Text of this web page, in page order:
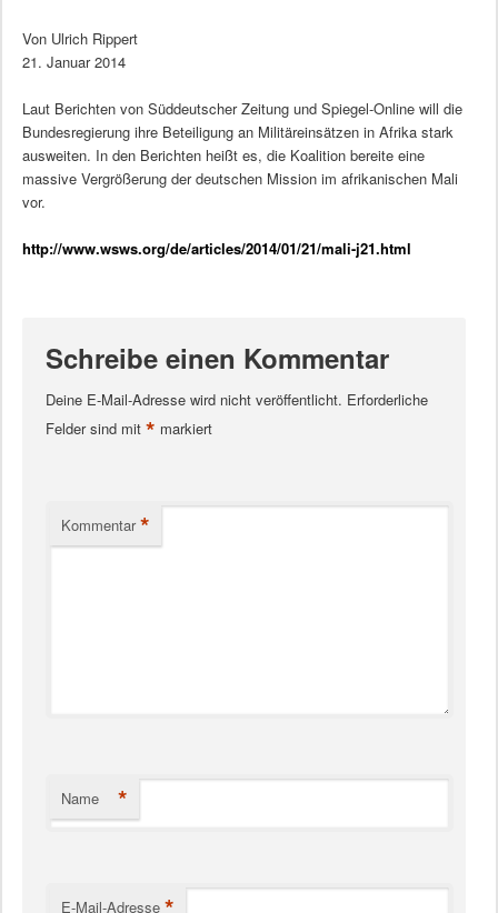
Von Ulrich Rippert
21. Januar 2014
Laut Berichten von Süddeutscher Zeitung und Spiegel-Online will die
Bundesregierung ihre Beteiligung an Militäreinsätzen in Afrika stark
ausweiten. In den Berichten heißt es, die Koalition bereite eine
massive Vergrößerung der deutschen Mission im afrikanischen Mali
vor.
http://www.wsws.org/de/articles/2014/01/21/mali-j21.html
Schreibe einen Kommentar
Deine E-Mail-Adresse wird nicht veröffentlicht. Erforderliche
Felder sind mit * markiert
Kommentar *
Name *
E-Mail-Adresse